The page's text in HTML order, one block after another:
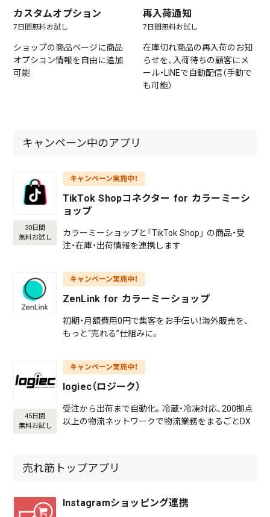
カスタムオプション
7日間無料お試し
ショップの商品ページに商品
オプション情報を自由に追加
可能
再入荷通知
7日間無料お試し
在庫切れ商品の再入荷のお知
らせを、入荷待ちの顧客にメ
ール・LINEで自動配信（手動で
も可能）
キャンペーン中のアプリ
30日間
無料お試し
キャンペーン実施中！
TikTok Shopコネクター for カラーミーシ
ョップ
カラーミーショップと「TikTok Shop」 の商品・受
注・在庫・出荷情報を連携します
キャンペーン実施中！
ZenLink for カラーミーショップ
初期・月額費用0円で集客をお手伝い！海外販売を、
もっと“売れる”仕組みに。
45日間
無料お試し
キャンペーン実施中！
logiec（ロジーク）
受注から出荷まで自動化。冷蔵・冷凍対応、200拠点
以上の物流ネットワークで物流業務をまるごとDX
売れ筋トップアプリ
Instagramショッピング連携